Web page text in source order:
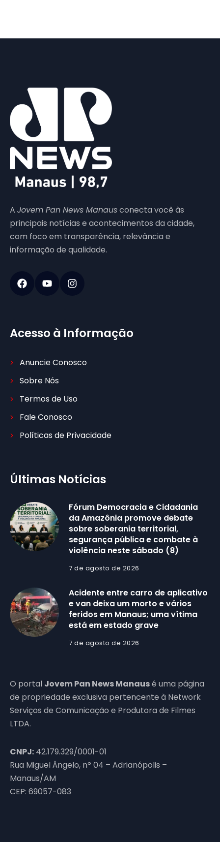
A Jovem Pan News Manausconecta você às
principais notícias e acontecimentos da cidade,
com foco em transparência, relevância e
informação de qualidade.
Acesso à Informação
Anuncie Conosco
Sobre Nós
Termos de Uso
Fale Conosco
Políticas de Privacidade
Últimas Notícias
Fórum Democracia e Cidadania
da Amazônia promove debate
sobre soberania territorial,
segurança pública e combate à
violência neste sábado (8)
7 de agosto de 2026
Acidente entre carro de aplicativo
e van deixa um morto e vários
feridos em Manaus; uma vítima
está em estado grave
7 de agosto de 2026
O portal Jovem Pan News Manausé uma página
de propriedade exclusiva pertencente à Network
Serviços de Comunicação e Produtora de Filmes
LTDA.
CNPJ: 42.179.329/0001-01
Rua Miguel Ângelo, nº 04 – Adrianópolis –
Manaus/AM
CEP: 69057-083